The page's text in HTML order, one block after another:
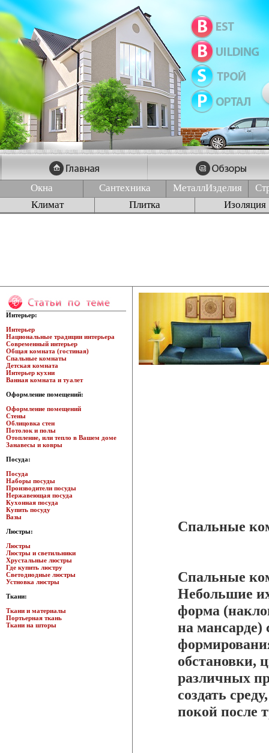
Окна Сантехника МеталлИзделия
Климат
Плитка Изоляция
Интерьер:
Интерьер
Национальные традиции интерьера
Современный интерьер
Общая комната (гостиная)
Спальные комнаты
Детская комната
Интерьер кухни
Ванная комната и туалет
Оформление помещений:
Оформление помещений
Стены
Облицовка стен
Потолок и полы
Отопление, или тепло в Вашем доме
Занавесы и ковры
Посуда:
Посуда
Наборы посуды
Производители посуды
Нержавеющая посуда
Кухонная посуда
Купить посуду
Вазы
Люстры:
Люстры
Люстры и светильники
Хрустальные люстры
Где купить люстру
Светодиодные люстры
Устновка люстры
Ткани:
Ткани и материалы
Портьерная ткань
Ткани на шторы
Спальные
Спальные
Небольшие
форма
на мансарде)
обстановки,
различных
создать
покой после